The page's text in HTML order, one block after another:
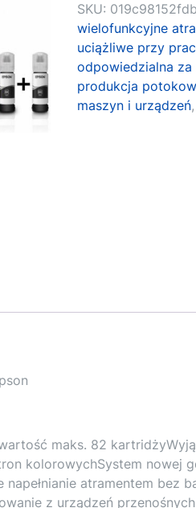
SKU: 019c98152fdb
wielofunkcyjne
uciążliwe przy
odpowiedzialna
produkcja
maszyn i urządzeń
maks. 82
kolorowychSystem nowej
atramentem bez
z urządzeń